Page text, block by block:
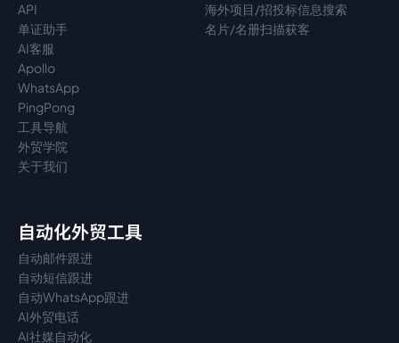
API
单证助手
AI客服
Apollo
WhatsApp
PingPong
工具导航
外贸学院
关于我们
海外项目/招投标信息搜索
名片/名册扫描获客
自动化外贸工具
自动邮件跟进
自动短信跟进
自动WhatsApp跟进
AI外贸电话
AI社媒自动化